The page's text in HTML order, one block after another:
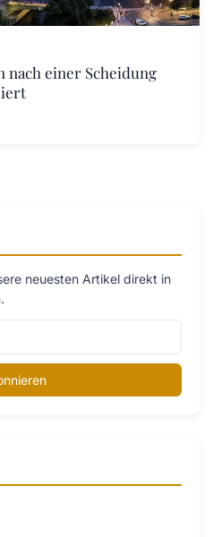
nach einer Scheidung
neuesten Artikel direkt in